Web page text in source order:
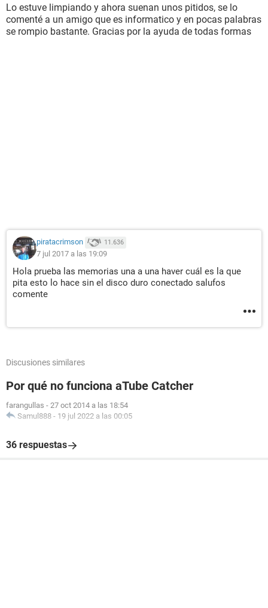
Lo estuve limpiando y ahora suenan unos pitidos, se lo
comenté a un amigo que es informatico y en pocas palabras
se rompio bastante. Gracias por la ayuda de todas formas
piratacrimson 11.636
7 jul 2017 a las 19:09
Hola prueba las memorias una a una haver cuál es la que
pita esto lo hace sin el disco duro conectado salufos
comente
Discusiones similares
Por qué no funciona aTube Catcher
farangullas - 27 oct 2014 a las 18:54
Samul888 - 19 jul 2022 a las 00:05
36 respuestas